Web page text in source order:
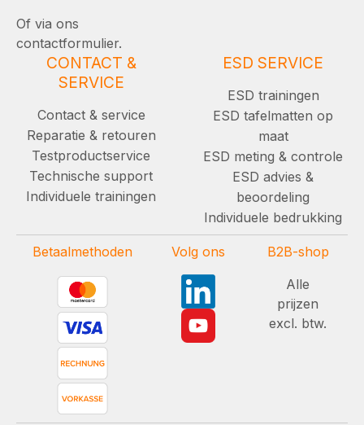
Of via ons
contactformulier.
CONTACT &
SERVICE
Contact & service
Reparatie & retouren
Testproductservice
Technische support
Individuele trainingen
ESD SERVICE
ESD trainingen
ESD tafelmatten op
maat
ESD meting & controle
ESD advies &
beoordeling
Individuele bedrukking
Betaalmethoden Volg ons
B2B-shop
Alle
prijzen
excl. btw.